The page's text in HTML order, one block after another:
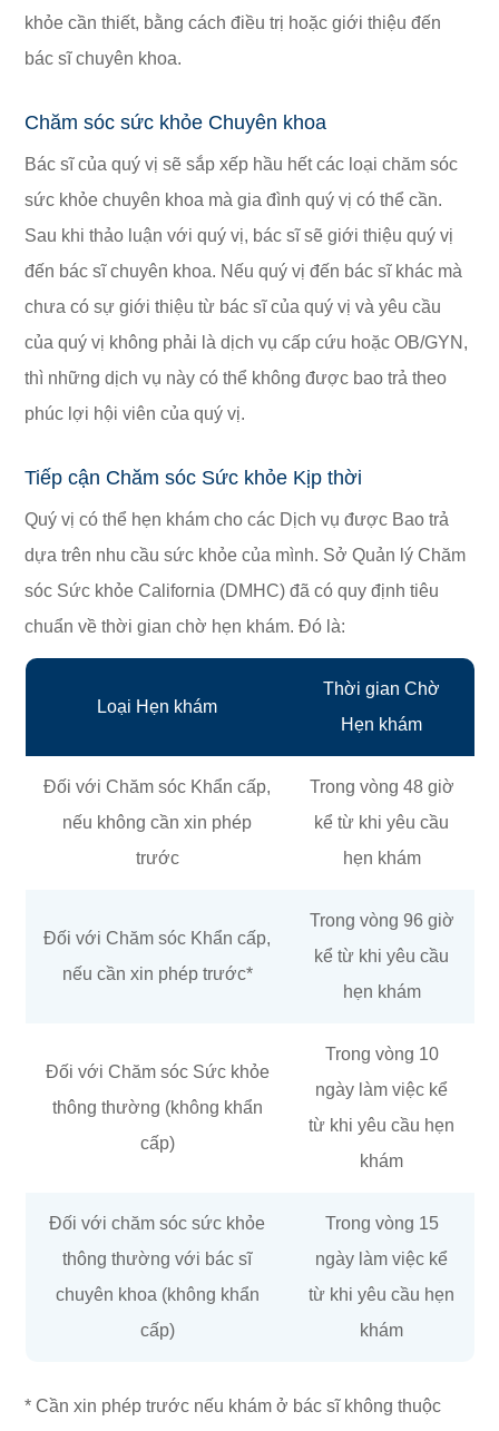
khỏe cần thiết, bằng cách điều trị hoặc giới thiệu đến
bác sĩ chuyên khoa.
Chăm sóc sức khỏe Chuyên khoa
Bác sĩ của quý vị sẽ sắp xếp hầu hết các loại chăm sóc
sức khỏe chuyên khoa mà gia đình quý vị có thể cần.
Sau khi thảo luận với quý vị, bác sĩ sẽ giới thiệu quý vị
đến bác sĩ chuyên khoa. Nếu quý vị đến bác sĩ khác mà
chưa có sự giới thiệu từ bác sĩ của quý vị và yêu cầu
của quý vị không phải là dịch vụ cấp cứu hoặc OB/GYN,
thì những dịch vụ này có thể không được bao trả theo
phúc lợi hội viên của quý vị.
Tiếp cận Chăm sóc Sức khỏe Kịp thời
Quý vị có thể hẹn khám cho các Dịch vụ được Bao trả
dựa trên nhu cầu sức khỏe của mình. Sở Quản lý Chăm
sóc Sức khỏe California (DMHC) đã có quy định tiêu
chuẩn về thời gian chờ hẹn khám. Đó là:
Loại Hẹn khám
Thời gian Chờ
Hẹn khám
Đối với Chăm sóc Khẩn cấp,
nếu không cần xin phép
trước
Trong vòng 48 giờ
kể từ khi yêu cầu
hẹn khám
Đối với Chăm sóc Khẩn cấp,
nếu cần xin phép trước*
Trong vòng 96 giờ
kể từ khi yêu cầu
hẹn khám
Đối với Chăm sóc Sức khỏe
thông thường (không khẩn
cấp)
Trong vòng 10
ngày làm việc kể
từ khi yêu cầu hẹn
khám
Đối với chăm sóc sức khỏe
thông thường với bác sĩ
chuyên khoa (không khẩn
cấp)
Trong vòng 15
ngày làm việc kể
từ khi yêu cầu hẹn
khám
* Cần xin phép trước nếu khám ở bác sĩ không thuộc